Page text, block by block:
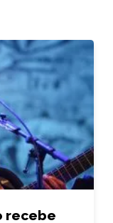
recebe